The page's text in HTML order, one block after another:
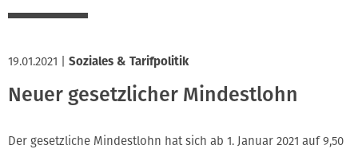
19.01.2021 Soziales & Tarifpolitik
Neuer gesetzlicher Mindestlohn
Der gesetzliche Mindestlohn hat sich ab 1. Januar 2021 auf 9,50